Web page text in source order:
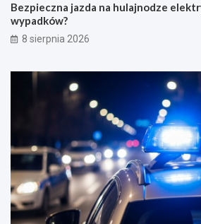
Bezpieczna jazda na hulajnodze
wypadków?
8 sierpnia 2026